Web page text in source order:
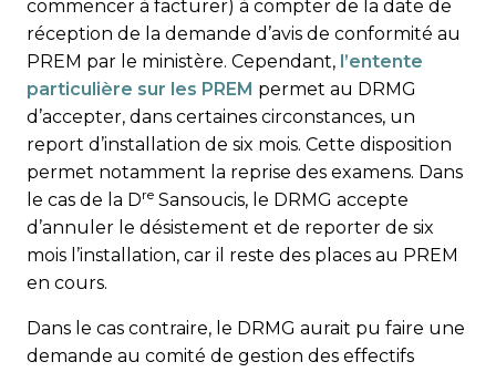
commencer à facturer) à compter de la date de
réception de la demande d’avis de conformité au
PREM par le ministère. Cependant, l’entente
particulière sur les PREM permet au DRMG
d’accepter, dans certaines circonstances, un
report d’installation de six mois. Cette disposition
permet notamment la reprise des examens. Dans
le cas de la Dre Sansoucis, le DRMG accepte
d’annuler le désistement et de reporter de six
mois l’installation, car il reste des places au PREM
en cours.
Dans le cas contraire, le DRMG aurait pu faire une
demande au comité de gestion des effectifs